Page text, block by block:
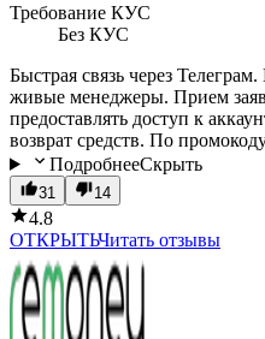
Требование КУС
Без КУС
Быстрая связь через
живые менеджеры. Прием
предоставлять доступ к
возврат средств. По
ПодробнееСкрыть
31 14
4.8
ОТКРЫТЬЧитать отзывы